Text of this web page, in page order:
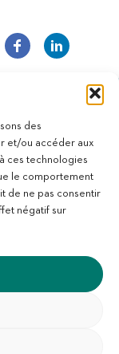
des
et/ou accéder aux
ces technologies
le comportement
de ne pas consentir
négatif sur